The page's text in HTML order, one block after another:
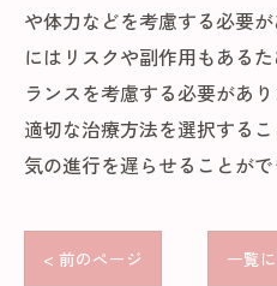
や体力などを考慮する必要
にはリスクや副作用もある
ランスを考慮する必要があ
適切な治療方法を選択する
気の進行を遅らせることがで
< 前のページ 一覧